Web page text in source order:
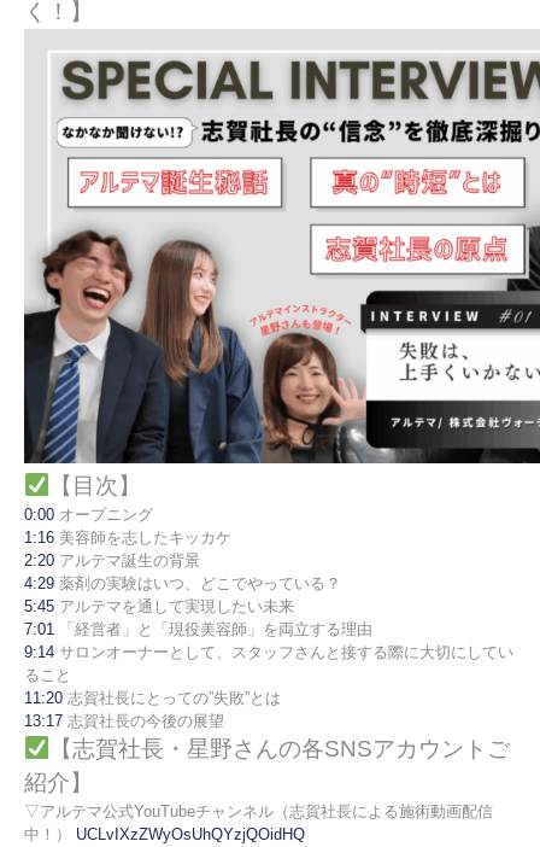
く！】
【目次】
0:00 オープニング
1:16 美容師を志したキッカケ
2:20 アルテマ誕生の背景
4:29 薬剤の実験はいつ、どこでやっている？
5:45 アルテマを通して実現したい未来
7:01 「経営者」と「現役美容師」を両立する理由
9:14 サロンオーナーとして、スタッフさんと接する際に大切にしてい
ること
11:20 志賀社長にとっての”失敗”とは
13:17 志賀社長の今後の展望
【志賀社長・星野さんの各SNSアカウントご
紹介】
▽アルテマ公式YouTubeチャンネル（志賀社長による施術動画配信
中！） UCLvIXzZWyOsUhQYzjQOidHQ